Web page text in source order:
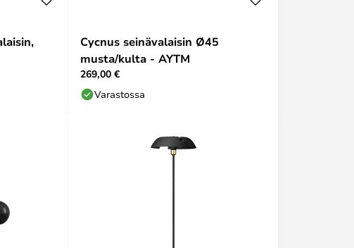
Cycnus seinävalaisin Ø45
musta/kulta - AYTM
269,00 €
Varastossa